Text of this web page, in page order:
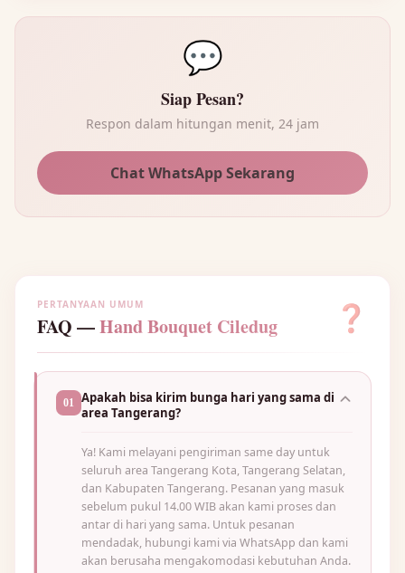
💬
Siap Pesan?
Respon dalam hitungan menit, 24 jam
Chat WhatsApp Sekarang
PERTANYAAN UMUM
FAQ —Hand Bouquet Ciledug ❓
01
Apakah bisa kirim bunga hari yang sama di
area Tangerang?
Ya! Kami melayani pengiriman same day untuk
seluruh area Tangerang Kota, Tangerang Selatan,
dan Kabupaten Tangerang. Pesanan yang masuk
sebelum pukul 14.00 WIB akan kami proses dan
antar di hari yang sama. Untuk pesanan
mendadak, hubungi kami via WhatsApp dan kami
akan berusaha mengakomodasi kebutuhan Anda.